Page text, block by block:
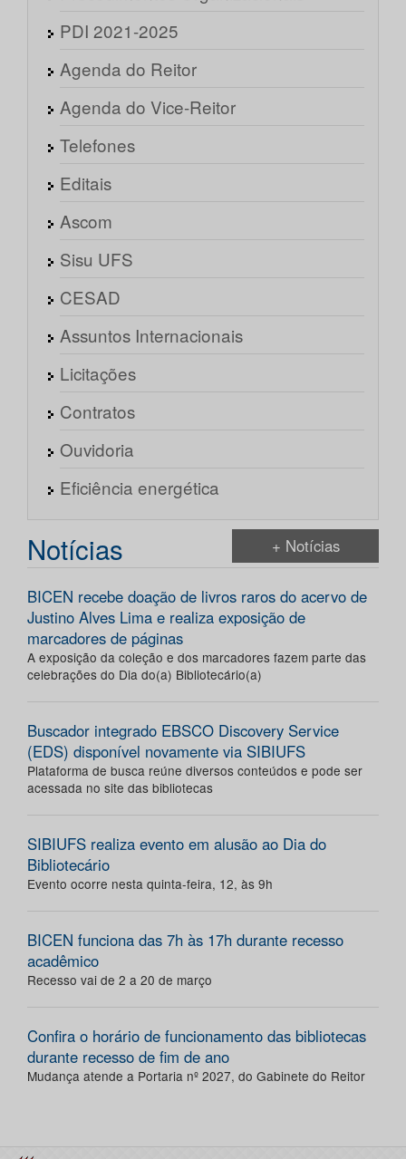
PDI 2021-2025
Agenda do Reitor
Agenda do Vice-Reitor
Telefones
Editais
Ascom
Sisu UFS
CESAD
Assuntos Internacionais
Licitações
Contratos
Ouvidoria
Eficiência energética
Notícias + Notícias
BICEN recebe doação de livros raros do acervo de
Justino Alves Lima e realiza exposição de
marcadores de páginas
A exposição da coleção e dos marcadores fazem parte das
celebrações do Dia do(a) Bibliotecário(a)
Buscador integrado EBSCO Discovery Service
(EDS) disponível novamente via SIBIUFS
Plataforma de busca reúne diversos conteúdos e pode ser
acessada no site das bibliotecas
SIBIUFS realiza evento em alusão ao Dia do
Bibliotecário
Evento ocorre nesta quinta-feira, 12, às 9h
BICEN funciona das 7h às 17h durante recesso
acadêmico
Recesso vai de 2 a 20 de março
Confira o horário de funcionamento das bibliotecas
durante recesso de fim de ano
Mudança atende a Portaria nº 2027, do Gabinete do Reitor